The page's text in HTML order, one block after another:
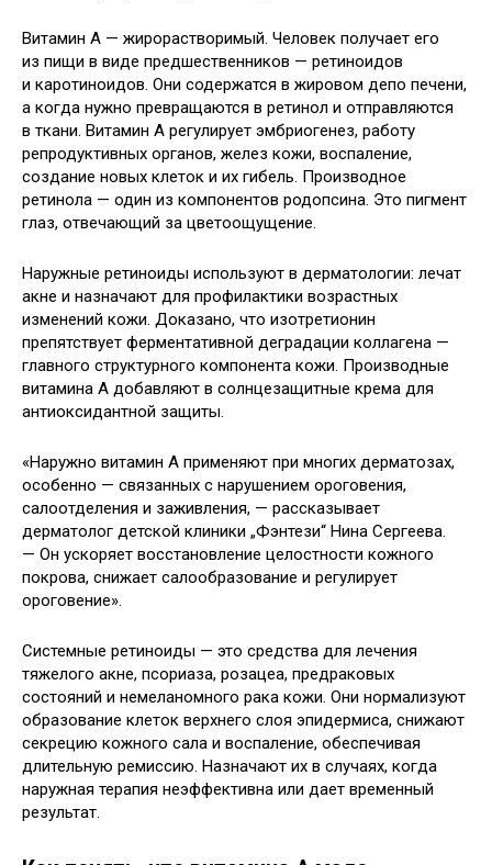
Витамин А — жирорастворимый. Человек получает его
из пищи в виде предшественников — ретиноидов
и каротиноидов. Они содержатся в жировом депо печени,
а когда нужно превращаются в ретинол и отправляются
в ткани. Витамин А регулирует эмбриогенез, работу
репродуктивных органов, желез кожи, воспаление,
создание новых клеток и их гибель. Производное
ретинола — один из компонентов родопсина. Это пигмент
глаз, отвечающий за цветоощущение.
Наружные ретиноиды используют в дерматологии: лечат
акне и назначают для профилактики возрастных
изменений кожи. Доказано, что изотретионин
препятствует ферментативной деградации коллагена —
главного структурного компонента кожи. Производные
витамина А добавляют в солнцезащитные крема для
антиоксидантной защиты.
«Наружно витамин А применяют при многих дерматозах,
особенно — связанных с нарушением ороговения,
салоотделения и заживления, — рассказывает
дерматолог детской клиники „Фэнтези“ Нина Сергеева.
— Он ускоряет восстановление целостности кожного
покрова, снижает салообразование и регулирует
ороговение».
Системные ретиноиды — это средства для лечения
тяжелого акне, псориаза, розацеа, предраковых
состояний и немеланомного рака кожи. Они нормализуют
образование клеток верхнего слоя эпидермиса, снижают
секрецию кожного сала и воспаление, обеспечивая
длительную ремиссию. Назначают их в случаях, когда
наружная терапия неэффективна или дает временный
результат.